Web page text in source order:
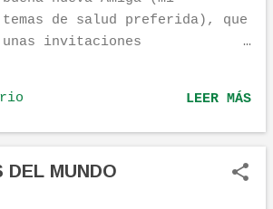
de salud preferida), que
invitaciones
de verano con el ambiente
veraniego.
las 21 y algo, aparcamos en
fácil y bastante cerca, nos
ventanilla de invitados,
LEER MÁS
DEL MUNDO